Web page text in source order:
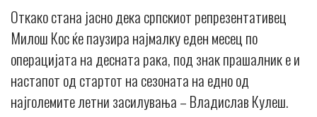
Откако стана јасно дека српскиот репрезентативец
Милош Кос ќе паузира најмалку еден месец по
операцијата на десната рака, под знак прашалник е и
настапот од стартот на сезоната на едно од
најголемите летни засилувања – Владислав Кулеш.